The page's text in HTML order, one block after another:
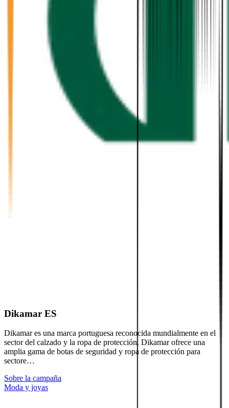
Dikamar ES
Dikamar es una marca portuguesa reconocida mundialmente en el
sector del calzado y la ropa de protección. Dikamar ofrece una
amplia gama de botas de seguridad y ropa de protección para
sectore…
Sobre la campaña
Moda y joyas